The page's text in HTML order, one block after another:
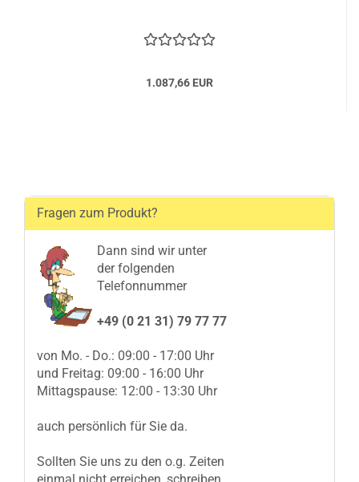
1.087,66 EUR
Fragen zum Produkt?
Dann sind wir unter
der folgenden
Telefonnummer
+49 (0 21 31) 79 77 77
von Mo. - Do.: 09:00 - 17:00 Uhr
und Freitag: 09:00 - 16:00 Uhr
Mittagspause: 12:00 - 13:30 Uhr
auch persönlich für Sie da.
Sollten Sie uns zu den o.g. Zeiten